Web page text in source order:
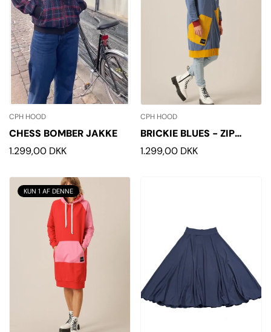
CPH HOOD
CHESS BOMBER JAKKE
Normalpris
1.299,00 DKK
CPH HOOD
BRICKIE BLUES - ZIP
ORGANIC HOODIE
Normalpris
1.299,00 DKK
KUN 1 AF DENNE